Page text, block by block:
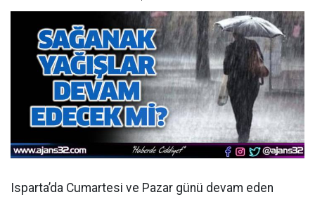
Isparta’da Cumartesi ve Pazar günü devam eden